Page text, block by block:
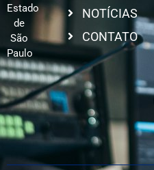
Estado
de
São
Paulo
NOTÍCIAS
CONTATO